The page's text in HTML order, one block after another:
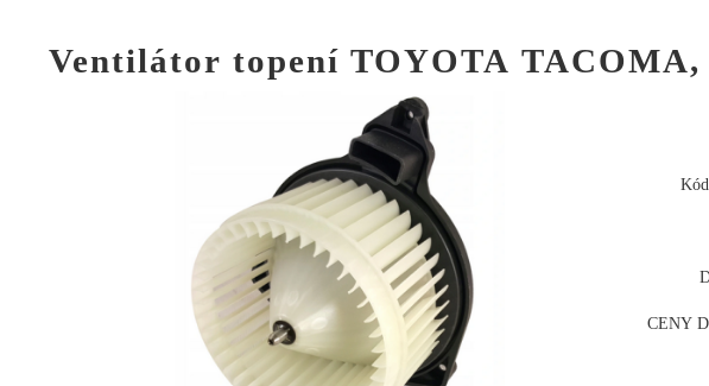
Ventilátor topení TOYOTA TACOMA,
CENY